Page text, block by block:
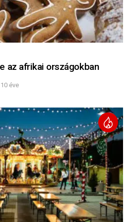
az afrikai országokban
10 éve